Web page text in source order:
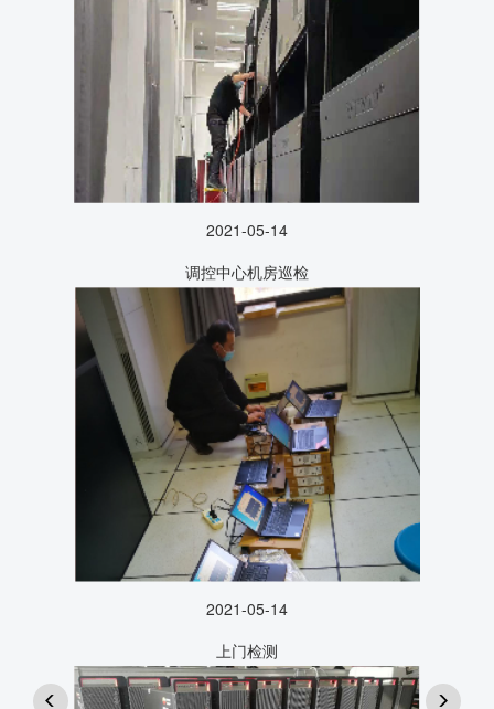
2021-05-14
调控中心机房巡检
2021-05-14
上门检测